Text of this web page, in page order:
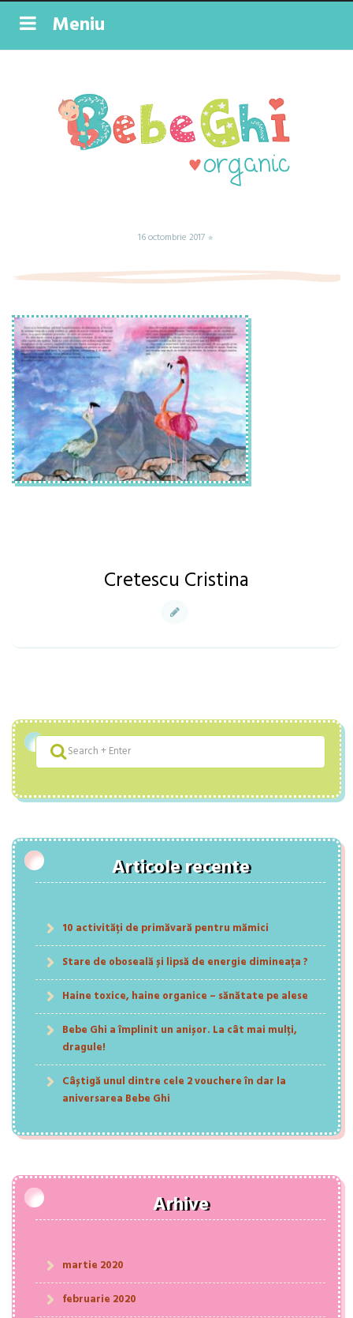
Meniu
16 octombrie 2017
Cretescu Cristina
Articole recente
10 activități de primăvară pentru mămici
Stare de oboseală și lipsă de energie dimineața ?
Haine toxice, haine organice – sănătate pe alese
Bebe Ghi a împlinit un anișor. La cât mai mulți,
dragule!
Câștigă unul dintre cele 2 vouchere în dar la
aniversarea Bebe Ghi
Arhive
martie 2020
februarie 2020